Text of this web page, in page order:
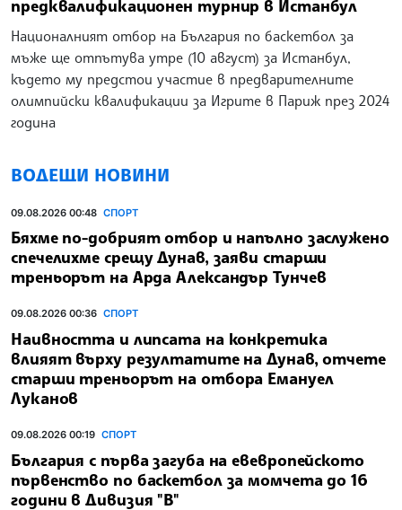
предквалификационен турнир в Истанбул
Националният отбор на България по баскетбол за
мъже ще отпътува утре (10 август) за Истанбул,
където му предстои участие в предварителните
олимпийски квалификации за Игрите в Париж през 2024
година
ВОДЕЩИ НОВИНИ
09.08.2026 00:48 СПОРТ
Бяхме по-добрият отбор и напълно заслужено
спечелихме срещу Дунав, заяви старши
треньорът на Арда Александър Тунчев
09.08.2026 00:36 СПОРТ
Наивността и липсата на конкретика
влияят върху резултатите на Дунав, отчете
старши треньорът на отбора Емануел
Луканов
09.08.2026 00:19 СПОРТ
България с първа загуба на евевропейското
първенство по баскетбол за момчета до 16
години в Дивизия "В"